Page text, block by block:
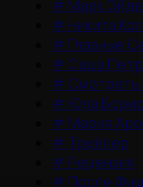
# Марк
# Никита
# Главные
# Саша
# Смотреть
# Юра
# Мария
# Трейлер
# Рецензия
# После